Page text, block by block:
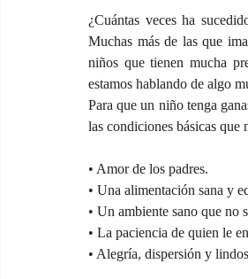
¿Cuántas veces ha
Muchas más de las que
niños que tienen mucha
estamos hablando de algo
Para que un niño tenga
las condiciones básicas que
• Amor de los padres.
• Una alimentación sana y
• Un ambiente sano que no
• La paciencia de quien le
• Alegría, dispersión y